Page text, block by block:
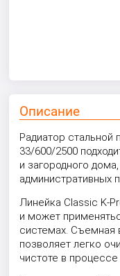
Описание
Радиатор стальной
33/600/2500
и загородного
административных
Линейка Classic K-
и может
системах. Съемная
позволяет легко
чистоте в процессе